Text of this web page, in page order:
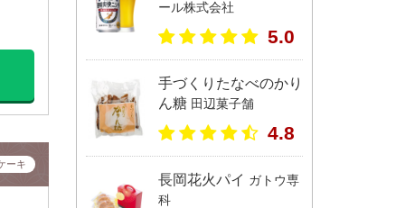
ーキ
ール株式会社
5.0
手づくりたなべのかり
ん糖田辺菓子舗
4.8
長岡花火パイ ガトウ専
科